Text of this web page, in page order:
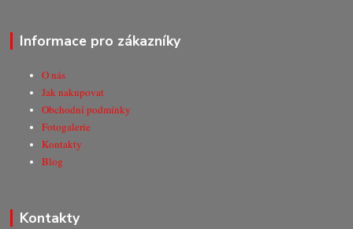
Informace pro zákazníky
O nás
Jak nakupovat
Obchodní podmínky
Fotogalerie
Kontakty
Blog
Kontakty